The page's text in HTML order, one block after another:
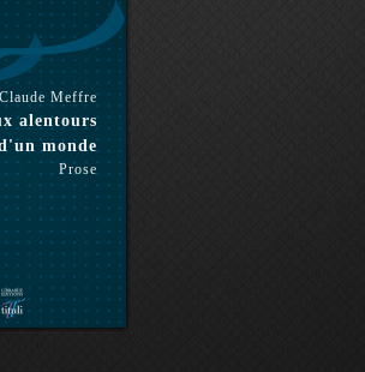
Meffre
alentours
monde
Prose